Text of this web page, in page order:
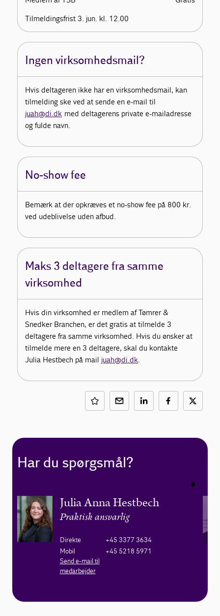
Tilmeldingsfrist 3. jun. kl. 12.00
Ingen virksomhedsmail?
Hvis deltageren ikke har en virksomhedsmail, kan
tilmelding ske ved at sende en e-mail til
juah@di.dk med deltagerens private e-mailadresse
og fulde navn.
No-show fee
Bemærk at der opkræves et no-show fee på 800 kr.
ved udeblivelse uden afbud.
Maks 3 deltagere fra samme
virksomhed
Hvis din virksomhed er medlem af Tømrer &
Snedker Branchen, er det gratis at tilmelde 3
deltagere fra samme virksomhed. Hvis du ønsker at
tilmelde mere en 3 deltagere, skal du kontakte
Julia Hestbech på mail juah@di.dk
Har du spørgsmål?
Julia Anna Hestbech
Praktisk ansvarlig
Direkte
+45 3377 3634
Mobil
+45 5218 5971
Send e-mail til
medarbejder